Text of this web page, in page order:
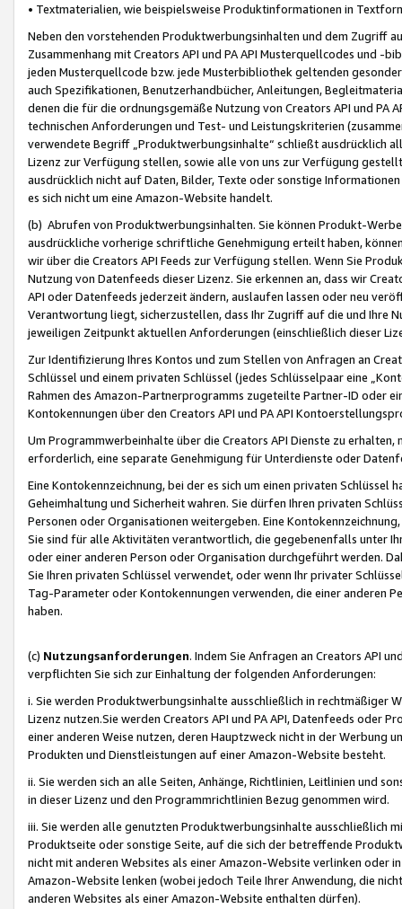
• Textmaterialien, wie beispielsweise Produktinformationen in
Neben den vorstehenden Produktwerbungsinhalten und dem Zugriff
Zusammenhang mit Creators API und PA API Musterquellcodes und
jeden Musterquellcode bzw. jede Musterbibliothek geltenden
auch Spezifikationen, Benutzerhandbücher, Anleitungen,
denen die für die ordnungsgemäße Nutzung von Creators API und PA
technischen Anforderungen und Test- und Leistungskriterien
verwendete Begriff „Produktwerbungsinhalte“ schließt ausdrücklich
Lizenz zur Verfügung stellen, sowie alle von uns zur Verfügung
ausdrücklich nicht auf Daten, Bilder, Texte oder sonstige
es sich nicht um eine Amazon-Website handelt.
(b) Abrufen von Produktwerbungsinhalten. Sie können Produkt-
ausdrückliche vorherige schriftliche Genehmigung erteilt haben,
wir über die Creators API Feeds zur Verfügung stellen. Wenn Sie
Nutzung von Datenfeeds dieser Lizenz. Sie erkennen an, dass wir
API oder Datenfeeds jederzeit ändern, auslaufen lassen oder neu
Verantwortung liegt, sicherzustellen, dass Ihr Zugriff auf die und Ihre
jeweiligen Zeitpunkt aktuellen Anforderungen (einschließlich dieser
Zur Identifizierung Ihres Kontos und zum Stellen von Anfragen an
Schlüssel und einem privaten Schlüssel (jedes Schlüsselpaar eine
Rahmen des Amazon-Partnerprogramms zugeteilte Partner-ID oder
Kontokennungen über den Creators API und PA API
Um Programmwerbeinhalte über die Creators API Dienste zu
erforderlich, eine separate Genehmigung für Unterdienste oder
Eine Kontokennzeichnung, bei der es sich um einen privaten
Geheimhaltung und Sicherheit wahren. Sie dürfen Ihren privaten
Personen oder Organisationen weitergeben. Eine
Sie sind für alle Aktivitäten verantwortlich, die gegebenenfalls unter
oder einer anderen Person oder Organisation durchgeführt werden.
Sie Ihren privaten Schlüssel verwendet, oder wenn Ihr privater
Tag-Parameter oder Kontokennungen verwenden, die einer anderen
haben.
(c) Nutzungsanforderungen. Indem Sie Anfragen an Creators API
verpflichten Sie sich zur Einhaltung der folgenden Anforderungen:
i. Sie werden Produktwerbungsinhalte ausschließlich in rechtmäßiger
Lizenz nutzen.Sie werden Creators API und PA API, Datenfeeds oder
einer anderen Weise nutzen, deren Hauptzweck nicht in der Werbung
Produkten und Dienstleistungen auf einer Amazon-Website besteht.
ii. Sie werden sich an alle Seiten, Anhänge, Richtlinien, Leitlinien und
in dieser Lizenz und den Programmrichtlinien Bezug genommen wird.
iii. Sie werden alle genutzten Produktwerbungsinhalte ausschließlich
Produktseite oder sonstige Seite, auf die sich der betreffende
nicht mit anderen Websites als einer Amazon-Website verlinken oder
Amazon-Website lenken (wobei jedoch Teile Ihrer Anwendung, die
anderen Websites als einer Amazon-Website enthalten dürfen).